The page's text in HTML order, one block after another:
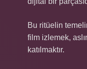
Bu ritüelin
film izlemek,
katılmaktır.